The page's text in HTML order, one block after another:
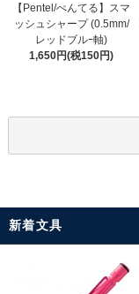
【Pentel/ぺんてる】スマ
ッシュシャープ (0.5mm/
レッドブルｰ軸)
1,650円(税150円)
新着文具